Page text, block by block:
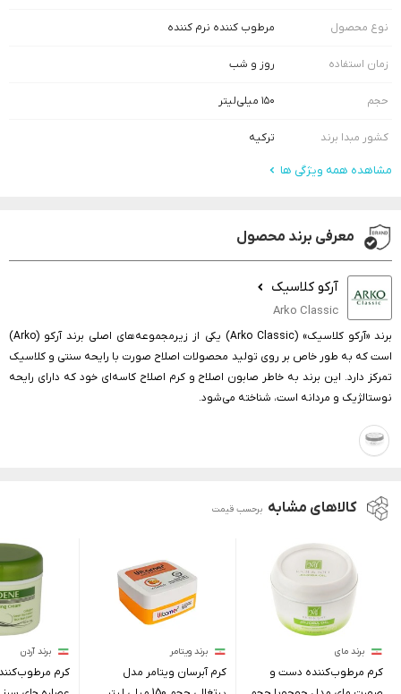
نوع محصول مرطوب کننده نرم کننده
زمان استفاده روز و شب
حجم ۱۵۰ میلی‌لیتر
کشور مبدا برند ترکیه
مشاهده همه ویژگی ها
معرفی برند محصول
آرکو کلاسیک
Arko Classic
برند «آرکو کلاسیک» (Arko Classic) یکی از زیرمجموعه‌های اصلی برند آرکو (Arko)
است که به طور خاص بر روی تولید محصولات اصلاح صورت با رایحه سنتی و کلاسیک
تمرکز دارد. این برند به خاطر صابون اصلاح و کرم اصلاح کاسه‌ای خود که دارای رایحه
نوستالژیک و مردانه است، شناخته می‌شود.
کالاهای مشابه برحسب قیمت
برند مای
کرم مرطوب‌کننده دست و
برند ویتامر
کرم آبرسان ویتامر مدل
برند آردن
کرم